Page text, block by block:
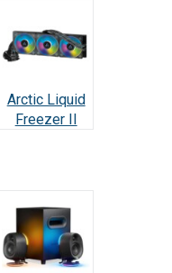
Arctic Liquid
Freezer II